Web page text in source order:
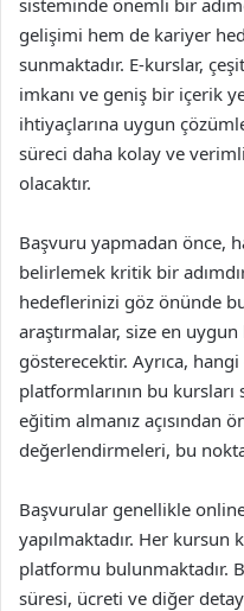
sisteminde önemli bir
gelişimi hem de kariyer
sunmaktadır. E-kurslar,
imkanı ve geniş bir içerik
ihtiyaçlarına uygun
süreci daha kolay ve
olacaktır.
Başvuru yapmadan önce,
belirlemek kritik bir
hedeflerinizi göz önünde
araştırmalar, size en
gösterecektir. Ayrıca,
platformlarının bu
eğitim almanız açısından
değerlendirmeleri, bu
Başvurular genellikle
yapılmaktadır. Her kursun
platformu bulunmaktadır.
süresi, ücreti ve diğer